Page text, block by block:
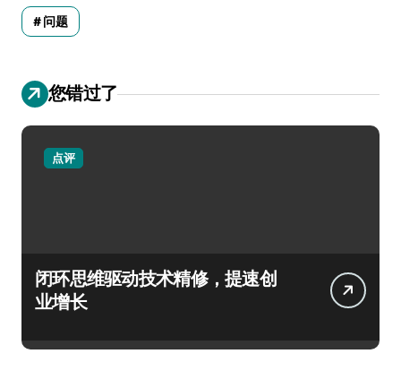
问题
您错过了
点评
闭环思维驱动技术精修，提速创
业增长